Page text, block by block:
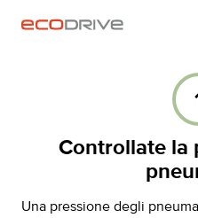
1
Controllate la
Una pressione degli